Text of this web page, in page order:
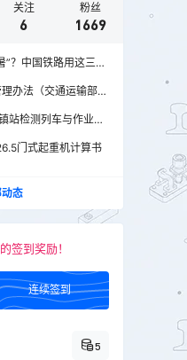
关注
6
粉丝
1669
”？中国铁路用这三招
办法（交通运输部
站检测列车与作业人
门式起重机计算书
态
签到奖励！
连续签到
5